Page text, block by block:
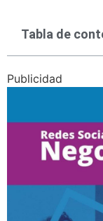
Tabla de
Publicidad